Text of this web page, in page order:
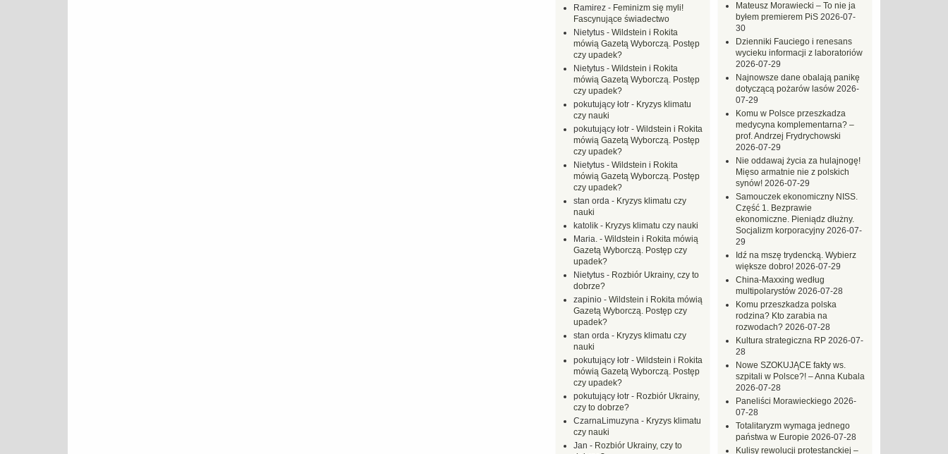
Mateusz Morawiecki – To nie ja
byłem premierem PiS 2026-07-
30
Dzienniki Fauciego i renesans
wycieku informacji z laboratoriów
2026-07-29
Najnowsze dane obalają panikę
dotyczącą pożarów lasów 2026-
07-29
Komu w Polsce przeszkadza
medycyna komplementarna? –
prof. Andrzej Frydrychowski
2026-07-29
Nie oddawaj życia za hulajnogę!
Mięso armatnie nie z polskich
synów! 2026-07-29
Samouczek ekonomiczny NISS.
Część 1. Bezprawie
ekonomiczne. Pieniądz dłużny.
Socjalizm korporacyjny 2026-07-
29
Idź na mszę trydencką. Wybierz
większe dobro! 2026-07-29
China-Maxxing według
multipolarystów 2026-07-28
Komu przeszkadza polska
rodzina? Kto zarabia na
rozwodach? 2026-07-28
Kultura strategiczna RP 2026-07-
28
Nowe SZOKUJĄCE fakty ws.
szpitali w Polsce?! – Anna Kubala
2026-07-28
Paneliści Morawieckiego 2026-
07-28
Totalitaryzm wymaga jednego
państwa w Europie 2026-07-28
Kulisy rewolucji protestanckiej –
Ramirez - Feminizm się myli!
Fascynujące świadectwo
Nietytus - Wildstein i Rokita
mówią Gazetą Wyborczą. Postęp
czy upadek?
Nietytus - Wildstein i Rokita
mówią Gazetą Wyborczą. Postęp
czy upadek?
pokutujący łotr - Kryzys klimatu
czy nauki
pokutujący łotr - Wildstein i Rokita
mówią Gazetą Wyborczą. Postęp
czy upadek?
Nietytus - Wildstein i Rokita
mówią Gazetą Wyborczą. Postęp
czy upadek?
stan orda - Kryzys klimatu czy
nauki
katolik - Kryzys klimatu czy nauki
Maria. - Wildstein i Rokita mówią
Gazetą Wyborczą. Postęp czy
upadek?
Nietytus - Rozbiór Ukrainy, czy to
dobrze?
zapinio - Wildstein i Rokita mówią
Gazetą Wyborczą. Postęp czy
upadek?
stan orda - Kryzys klimatu czy
nauki
pokutujący łotr - Wildstein i Rokita
mówią Gazetą Wyborczą. Postęp
czy upadek?
pokutujący łotr - Rozbiór Ukrainy,
czy to dobrze?
CzarnaLimuzyna - Kryzys klimatu
czy nauki
Jan - Rozbiór Ukrainy, czy to